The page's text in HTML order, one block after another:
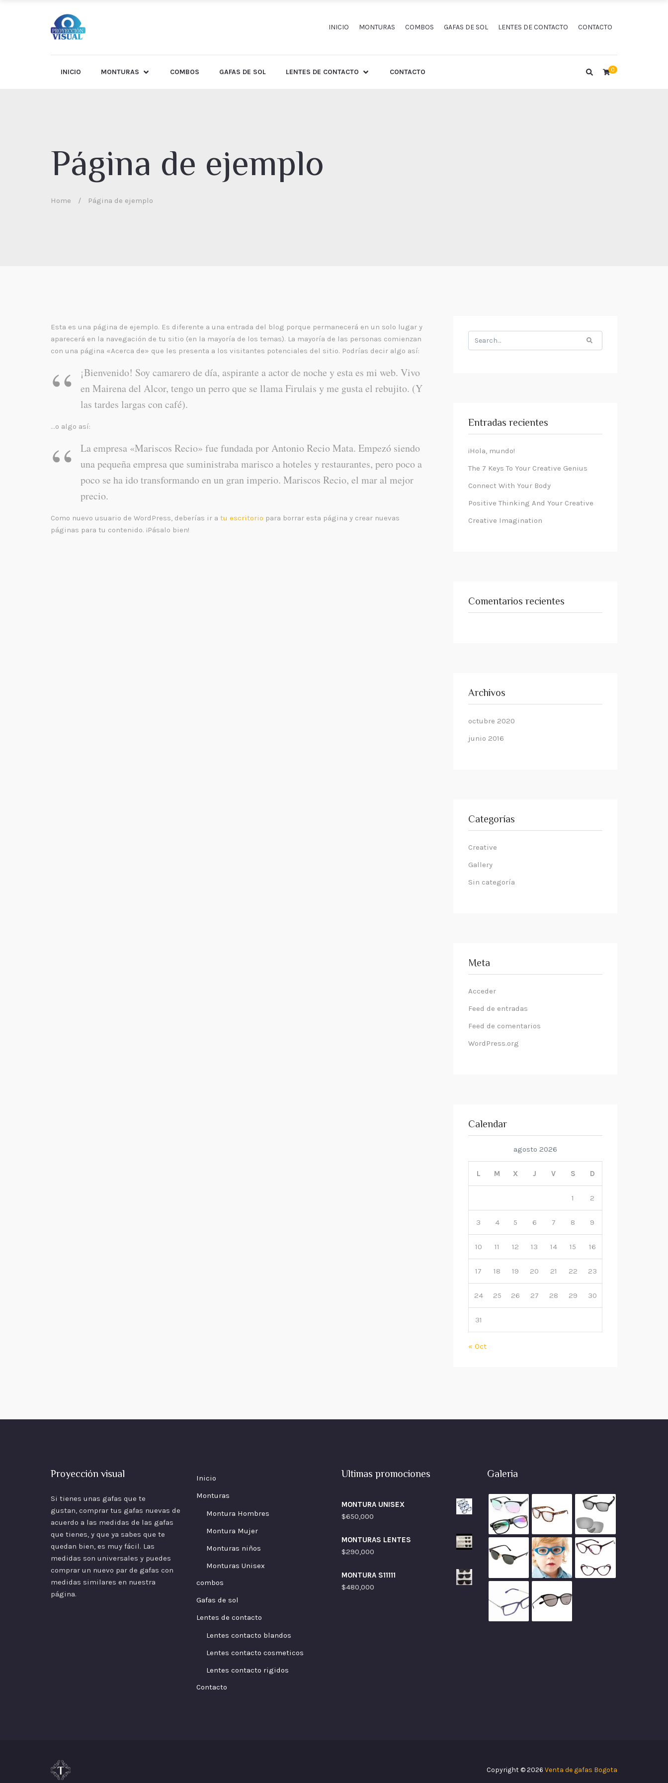
INICIO MONTURAS COMBOS GAFAS DE SOL LENTES DE CONTACTO CONTACTO
INICIO MONTURAS COMBOS GAFAS DE SOL LENTES DE CONTACTO CONTACTO 0
Página de ejemplo
Home / Página de ejemplo
Esta es una página de ejemplo. Es diferente a una entrada del blog porque permanecerá en un solo lugar y
aparecerá en la navegación de tu sitio (en la mayoría de los temas). La mayoría de las personas comienzan
con una página «Acerca de» que les presenta a los visitantes potenciales del sitio. Podrías decir algo así:
¡Bienvenido! Soy camarero de día, aspirante a actor de noche y esta es mi web. Vivo
en Mairena del Alcor, tengo un perro que se llama Firulais y me gusta el rebujito. (Y
las tardes largas con café).
…o algo así:
La empresa «Mariscos Recio» fue fundada por Antonio Recio Mata. Empezó siendo
una pequeña empresa que suministraba marisco a hoteles y restaurantes, pero poco a
poco se ha ido transformando en un gran imperio. Mariscos Recio, el mar al mejor
precio.
Como nuevo usuario de WordPress, deberías ir a tu escritorio para borrar esta página y crear nuevas
páginas para tu contenido. ¡Pásalo bien!
Search
for:
Entradas recientes
¡Hola, mundo!
The 7 Keys To Your Creative Genius
Connect With Your Body
Positive Thinking And Your Creative
Creative Imagination
Comentarios recientes
Archivos
octubre 2020
junio 2016
Categorías
Creative
Gallery
Sin categoría
Meta
Acceder
Feed de entradas
Feed de comentarios
WordPress.org
Calendar
agosto 2026
L M X J V S D
1 2
3 4 5 6 7 8 9
10 11 12 13 14 15 16
17 18 19 20 21 22 23
24 25 26 27 28 29 30
31
« Oct
Proyección visual
Si tienes unas gafas que te
gustan, comprar tus gafas nuevas de
acuerdo a las medidas de las gafas
que tienes, y que ya sabes que te
quedan bien, es muy fácil. Las
medidas son universales y puedes
comprar un nuevo par de gafas con
medidas similares en nuestra
página.
Inicio
Monturas
Montura Hombres
Montura Mujer
Monturas niños
Monturas Unisex
combos
Gafas de sol
Lentes de contacto
Lentes contacto blandos
Lentes contacto cosmeticos
Lentes contacto rigidos
Contacto
Ultimas promociones
MONTURA UNISEX
$650,000
MONTURAS LENTES
$290,000
MONTURA S11111
$480,000
Galeria
Copyright © 2026 Venta de gafas Bogota